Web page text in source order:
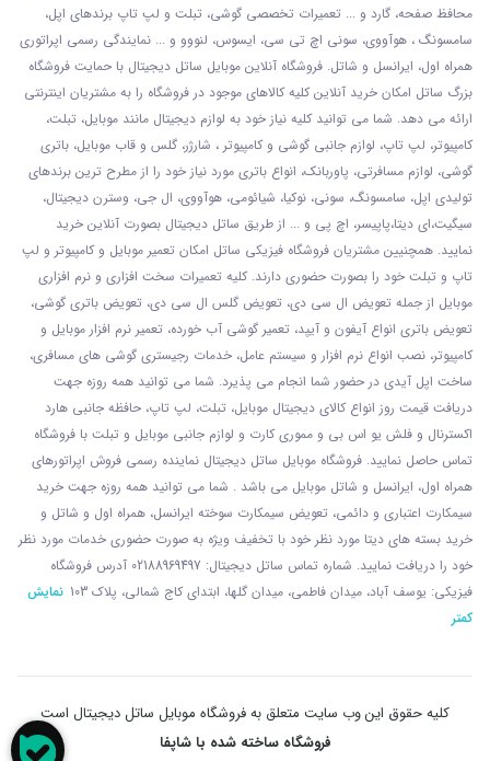
محافظ صفحه، گارد و ... تعمیرات تخصصی گوشی، تبلت و لپ تاپ برندهای اپل،
سامسونگ ، هوآووی، سونی اچ تی سی، ایسوس، لنووو و ... نمایندگی رسمی اپراتوری
همراه اول، ایرانسل و شاتل. فروشگاه آنلاین موبایل ساتل دیجیتال با حمایت فروشگاه
بزرگ ساتل امکان خرید آنلاین کلیه کالاهای موجود در فروشگاه را به مشتریان اینترنتی
ارائه می دهد. شما می توانید کلیه نیاز خود به لوازم دیجیتال مانند موبایل، تبلت،
کامپیوتر، لپ تاپ، لوازم جانبی گوشی و کامپیوتر ، شارژر، گلس و قاب موبایل، باتری
گوشی، لوازم مسافرتی، پاوربانک، انواع باتری مورد نیاز خود را از مطرح ترین برندهای
تولیدی اپل، سامسونگ، سونی، نوکیا، شیائومی، هوآووی، ال جی، وسترن دیجیتال،
سیگیت،ای دیتا،پاپیسر، اچ پی و ... از طریق ساتل دیجیتال بصورت آنلاین خرید
نمایید. همچنیین مشتریان فروشگاه فیزیکی ساتل امکان تعمیر موبایل و کامپیوتر و لپ
تاپ و تبلت خود را بصورت حضوری دارند. کلیه تعمیرات سخت افزاری و نرم افزاری
موبایل از جمله تعویض ال سی دی، تعویض گلس ال سی دی، تعویض باتری گوشی،
تعویض باتری انواع آیفون و آیپد، تعمیر گوشی آب خورده، تعمیر نرم افزار موبایل و
کامپیوتر، نصب انواع نرم افزار و سیستم عامل، خدمات رجیستری گوشی های مسافری،
ساخت اپل آیدی در حضور شما انجام می پذیرد. شما می توانید همه روزه جهت
دریافت قیمت روز انواع کالای دیجیتال موبایل، تبلت، لپ تاپ، حافظه جانبی هارد
اکسترنال و فلش یو اس بی و مموری کارت و لوازم جانبی موبایل و تبلت با فروشگاه
تماس حاصل نمایید. فروشگاه موبایل ساتل دیجیتال نماینده رسمی فروش اپراتورهای
همراه اول، ایرانسل و شاتل موبایل می باشد . شما می توانید همه روزه جهت خرید
سیمکارت اعتباری و دائمی، تعویض سیمکارت سوخته ایرانسل، همراه اول و شاتل و
خرید بسته های دیتا مورد نظر خود با تخفیف ویژه به صورت حضوری خدمات مورد نظر
خود را دریافت نمایید. شماره تماس ساتل دیجیتال: 02188969497 آدرس فروشگاه
فیزیکی: یوسف آباد، میدان فاطمی، میدان گلها، ابتدای کاج شمالی، پلاک 103
نمایش
کمتر
کلیه حقوق این وب سایت متعلق به فروشگاه موبایل ساتل دیجیتال است
فروشگاه ساخته شده با شاپفا